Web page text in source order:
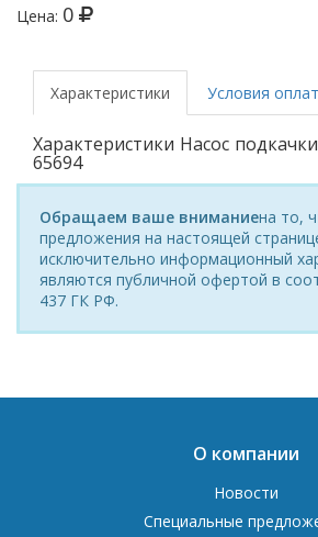
Цена: 0
Характеристики Условия
Характеристики Насос
65694
Обращаем ваше вниманиена то,
предложения на настоящей
исключительно информационный
являются публичной офертой в
437 ГК РФ.
О компании
Новости
Специальные